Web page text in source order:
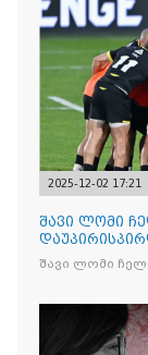
2025-12-02 17:21
შავი ლომი
შავი ლომი